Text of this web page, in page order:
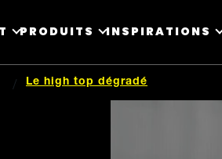
PRODUITS INSPIRATIONS
Le high top dégradé